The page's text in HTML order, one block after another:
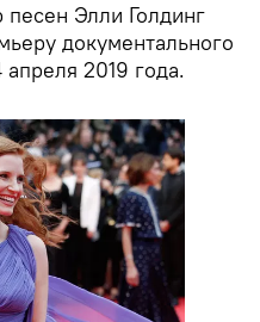
песен Элли Голдинг
документального
2019 года.